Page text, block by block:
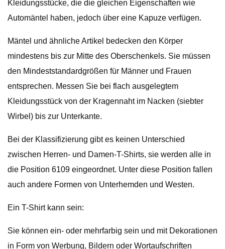
Kleidungsstücke, die die gleichen Eigenschaften wie
Automäntel haben, jedoch über eine Kapuze verfügen.
Mäntel und ähnliche Artikel bedecken den Körper
mindestens bis zur Mitte des Oberschenkels. Sie müssen
den Mindeststandardgrößen für Männer und Frauen
entsprechen. Messen Sie bei flach ausgelegtem
Kleidungsstück von der Kragennaht im Nacken (siebter
Wirbel) bis zur Unterkante.
Bei der Klassifizierung gibt es keinen Unterschied
zwischen Herren- und Damen-T-Shirts, sie werden alle in
die Position 6109 eingeordnet. Unter diese Position fallen
auch andere Formen von Unterhemden und Westen.
Ein T-Shirt kann sein:
Sie können ein- oder mehrfarbig sein und mit Dekorationen
in Form von Werbung, Bildern oder Wortaufschriften